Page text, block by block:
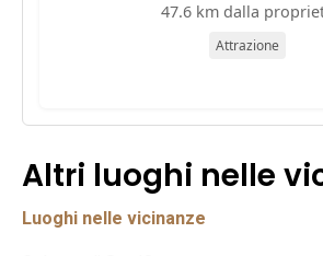
47.6 km dalla
Attrazione
Altri luoghi nelle
Luoghi nelle vicinanze